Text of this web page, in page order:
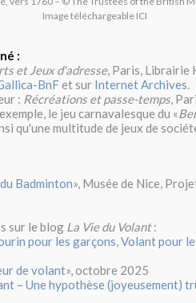
Image téléchargeable ICI
:
et Jeux d'adresse, Paris, Librairie
BnFet sur Internet Archives.
: Récréations et passe-temps,
le jeu carnavalesque du «
qu'une multitude de jeux de
Badminton», Musée de Nice,
sur le blog La Vie du Volant:
pour les garçons, Volant pour
de volant», octobre 2025
– Une hypothèse (joyeusement)